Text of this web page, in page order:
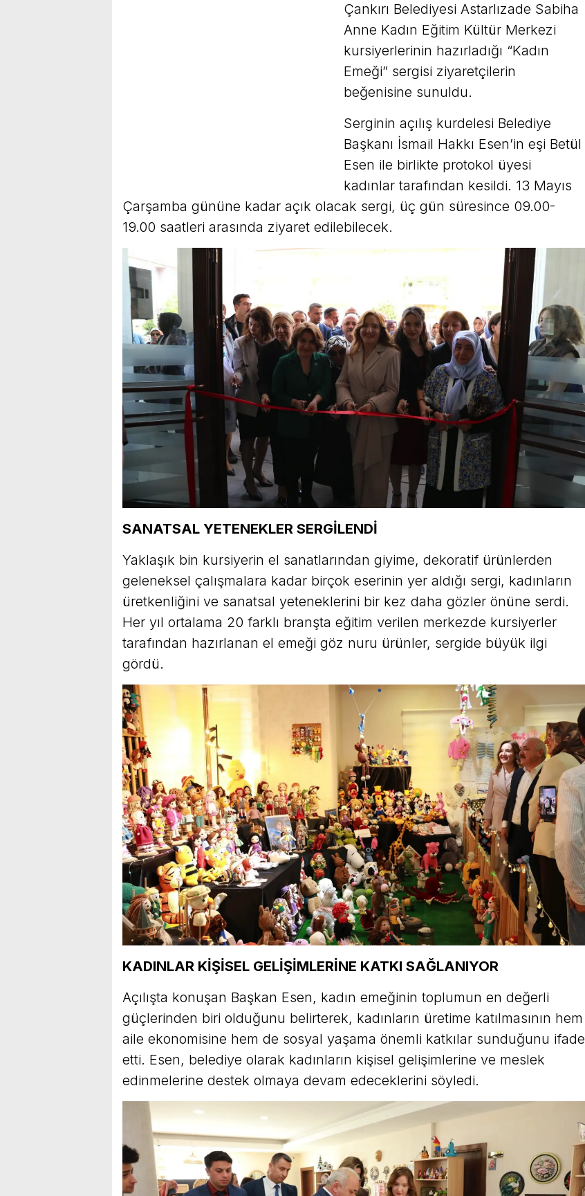
Çankırı Belediyesi Astarlızade Sabiha
Anne Kadın Eğitim Kültür Merkezi
kursiyerlerinin hazırladığı “Kadın
Emeği” sergisi ziyaretçilerin
beğenisine sunuldu.
Serginin açılış kurdelesi Belediye
Başkanı İsmail Hakkı Esen’in eşi Betül
Esen ile birlikte protokol üyesi
kadınlar tarafından kesildi. 13 Mayıs
Çarşamba gününe kadar açık olacak sergi, üç gün süresince 09.00-
19.00 saatleri arasında ziyaret edilebilecek.
SANATSAL YETENEKLER SERGİLENDİ
Yaklaşık bin kursiyerin el sanatlarından giyime, dekoratif ürünlerden
geleneksel çalışmalara kadar birçok eserinin yer aldığı sergi, kadınların
üretkenliğini ve sanatsal yeteneklerini bir kez daha gözler önüne serdi.
Her yıl ortalama 20 farklı branşta eğitim verilen merkezde kursiyerler
tarafından hazırlanan el emeği göz nuru ürünler, sergide büyük ilgi
gördü.
KADINLAR KİŞİSEL GELİŞİMLERİNE KATKI SAĞLANIYOR
Açılışta konuşan Başkan Esen, kadın emeğinin toplumun en değerli
güçlerinden biri olduğunu belirterek, kadınların üretime katılmasının hem
aile ekonomisine hem de sosyal yaşama önemli katkılar sunduğunu ifade
etti. Esen, belediye olarak kadınların kişisel gelişimlerine ve meslek
edinmelerine destek olmaya devam edeceklerini söyledi.